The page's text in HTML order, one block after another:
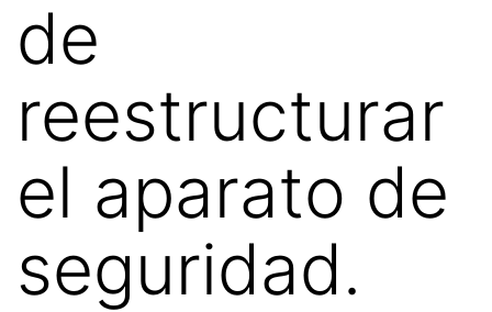
de
reestructurar
el aparato de
seguridad.